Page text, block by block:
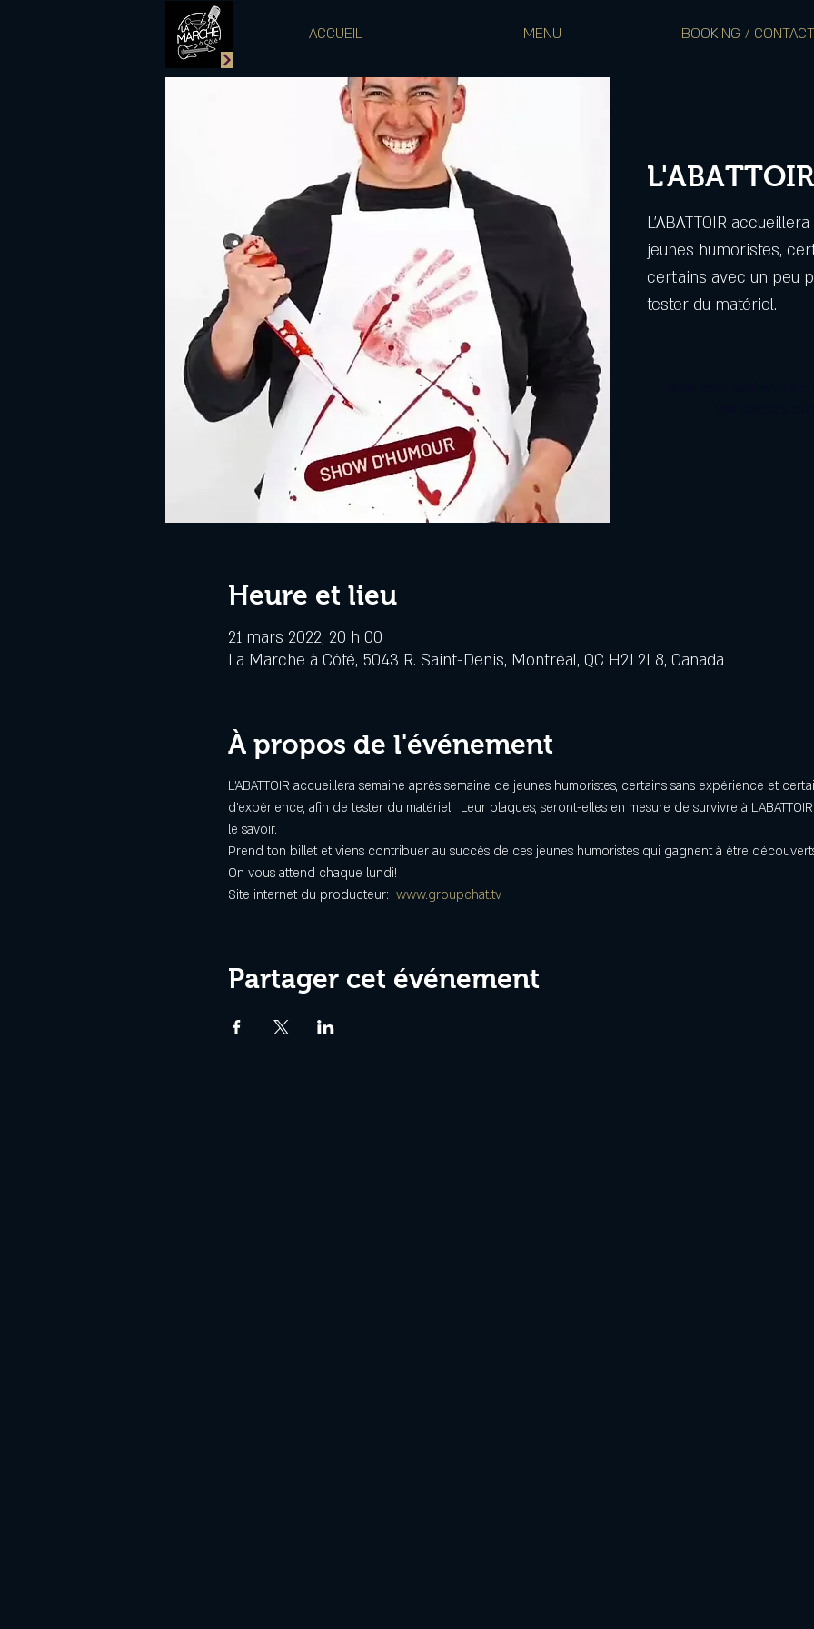
ACCUEIL MENU BOOKING / CONTACT
L'ABATTOIR
jeunes humoristes,
certains avec un peu
tester du matériel.
Heure et lieu
21 mars 2022, 20 h 00
La Marche à Côté, 5043 R. Saint-Denis, Montréal, QC H2J 2L8, Canada
À propos de l'événement
L'ABATTOIR accueillera semaine après semaine de jeunes humoristes, certains sans expérience et
d'expérience, afin de tester du matériel.  Leur blagues, seront-elles en mesure de survivre à
le savoir.
Prend ton billet et viens contribuer au succès de ces jeunes humoristes qui gagnent à être
On vous attend chaque lundi!
Site internet du producteur: www.groupchat.tv
Partager cet événement